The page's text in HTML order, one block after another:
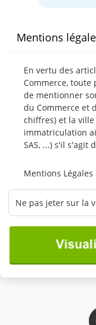
Mentions
En vertu des
Commerce,
de mentionner
du Commerce et
chiffres) et la
immatriculation
SAS, ...) s'il s'agit
Mentions Légales